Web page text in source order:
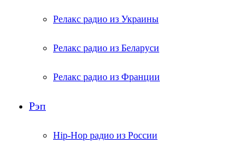
Релакс радио из Украины
Релакс радио из Беларуси
Релакс радио из Франции
Рэп
Hip-Hop радио из России